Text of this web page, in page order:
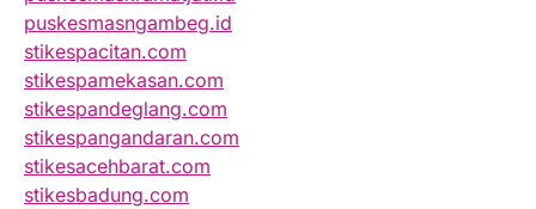
puskesmasngambeg.id
stikespacitan.com
stikespamekasan.com
stikespandeglang.com
stikespangandaran.com
stikesacehbarat.com
stikesbadung.com